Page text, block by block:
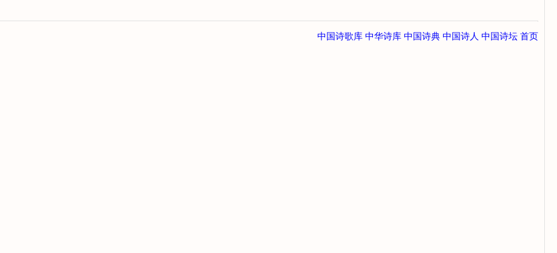
中国诗歌库 中华诗库 中国诗典 中国诗人 中国诗坛 首页